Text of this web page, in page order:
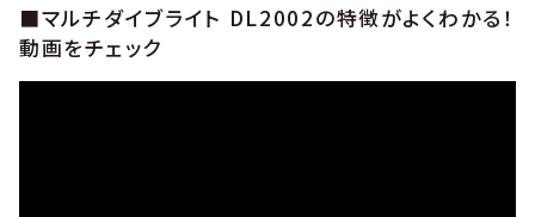
■マルチダイブライト DL2002の特徴がよくわかる！
動画をチェック